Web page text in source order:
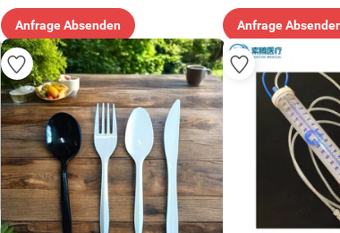
Anfrage Absenden Anfrage